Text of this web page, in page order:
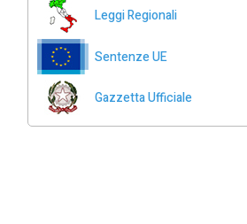
Leggi Regionali
Sentenze UE
Gazzetta Ufficiale